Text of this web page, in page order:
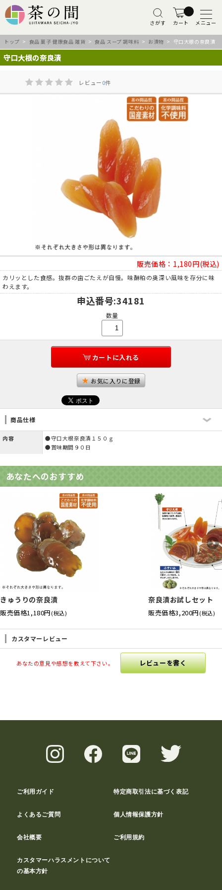
さがす カート メニュー
トップ > 食品 菓子 健康食品 雑貨 >食品 スープ 調味料 > お漬物 > 守口大根の奈良漬
守口大根の奈良漬
レビュー0件
販売価格： 1,180円(税込)
カリッとした食感。抜群の歯ごたえが自慢。味醂粕の奥深い風味を存分に味
わえます。
申込番号:34181
数量
カートに入れる
お気に入りに登録
商品仕様
内容
●守口大根奈良漬１５０ｇ
●賞味期間９０日
あなたへのおすすめ
きゅうりの奈良漬
販売価格1,180円(税込)
奈良漬お試しセット
販売価格3,200円(税込)
カスタマーレビュー
あなたの意見や感想を教えて下さい。 レビューを書く
ご利用ガイド 特定商取引法に基づく表記
よくあるご質問 個人情報保護方針
会社概要 ご利用規約
カスタマーハラスメントについて
の基本方針